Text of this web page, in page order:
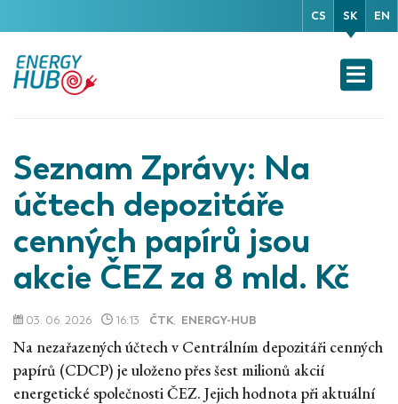
CS SK EN
Seznam Zprávy: Na
účtech depozitáře
cenných papírů jsou
akcie ČEZ za 8 mld. Kč
03. 06. 2026 16:13 ČTK ENERGY-HUB
Na nezařazených účtech v Centrálním depozitáři cenných
papírů (CDCP) je uloženo přes šest milionů akcií
energetické společnosti ČEZ. Jejich hodnota při aktuální